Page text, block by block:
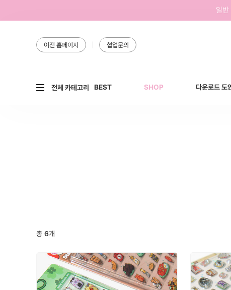
일
이전 홈페이지 협업문의
전체 카테고리 BEST SHOP 다운로드 도
총 6개